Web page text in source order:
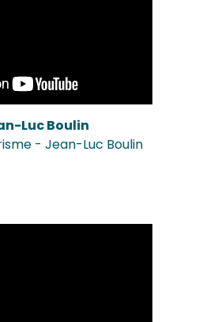
Luc Boulin
- Jean-Luc Boulin